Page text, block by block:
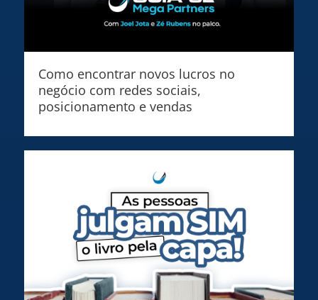
Como encontrar novos lucros no
negócio com redes sociais,
posicionamento e vendas